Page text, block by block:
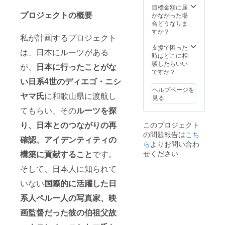
プロジェクトの概要
私が計画するプロジェクト
は、日本にルーツがある
が、 日本に行ったことがな
い日系4世のディエゴ・ニシ
ヤマ氏に和歌山県に渡航し
てもらい、そのルーツを探
り、日本とのつながりの再
確認、アイデンティティの
構築に貢献することです。
そして、日本人に知られて
いない国際的に活躍した日
系人ペルー人の写真家、映
画監督だった彼の伯祖父故
ご記入
くださ
い。
前の取
得方
法：支
援時、
考欄に
掲載を
希望さ
れるお
ご記入
くださ
い。
和歌山
のいず
れかで
撮影日
整可能
な希望
者、日
程等の
後日調
整） ・
動画作
品に後
しての
名前掲
載
掲載期
間：
目標金額に届
かなかった場
合どうなりま
すか？
支援で困った
時はどこに相
談したらいい
ですか？
ヘルプページを
見る
このプロジェクト
の問題報告はこち
ら よりお問い合わ
せください